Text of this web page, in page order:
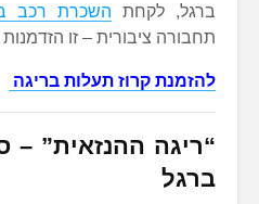
ברגל, לקחת השכרת רכב
תחבורה ציבורית – זו
להזמנת קרוז תעלות בריגה
“ריגה ההנזאית” –
ברגל